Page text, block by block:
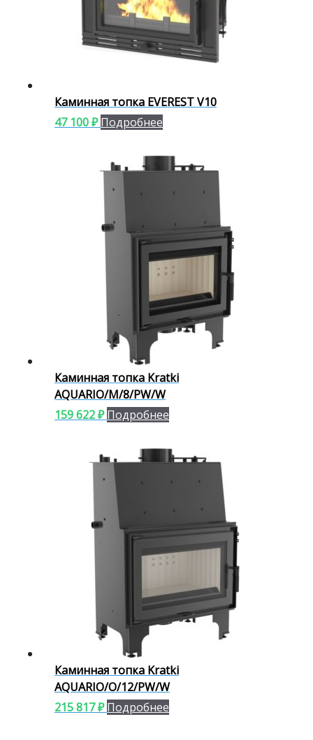
Каминная топка EVEREST V10
47 100₽ Подробнее
Каминная топка Kratki
AQUARIO/M/8/PW/W
159 622₽ Подробнее
Каминная топка Kratki
AQUARIO/O/12/PW/W
215 817₽ Подробнее